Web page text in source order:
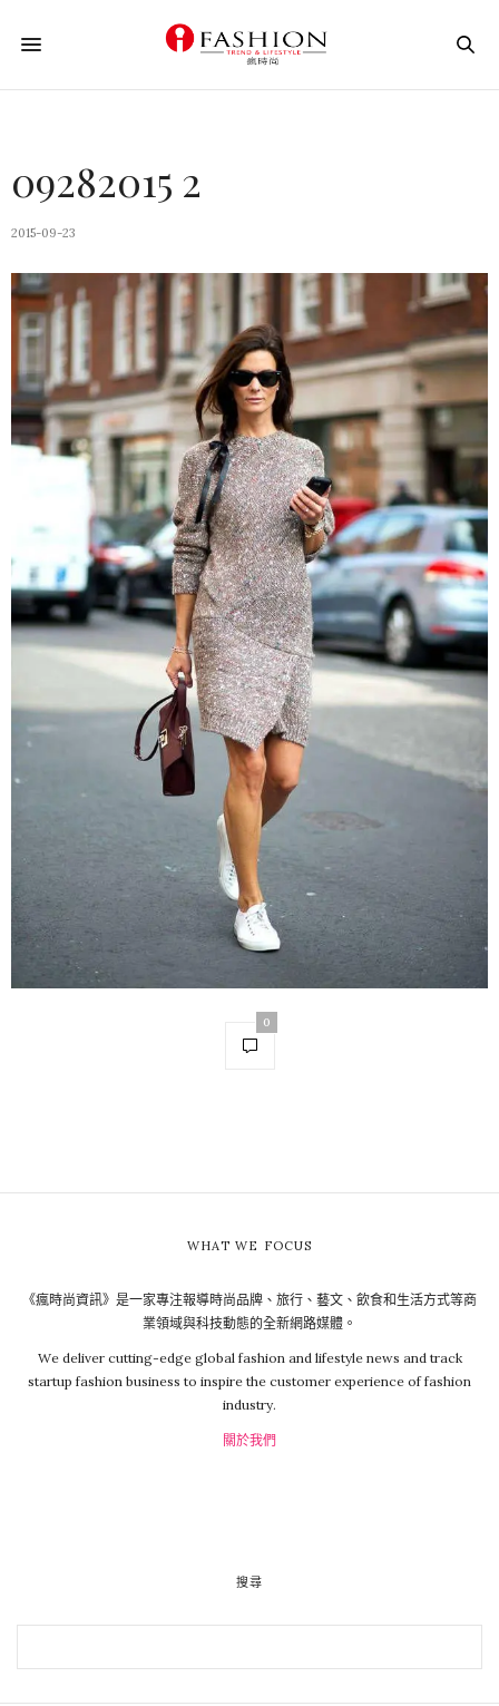
09282015 2
2015-09-23
0
WHAT WE FOCUS
《瘋時尚資訊》是一家專注報導時尚品牌、旅行、藝文、飲食和生活方式等商
業領域與科技動態的全新網路媒體。
We deliver cutting-edge global fashion and lifestyle news and track
startup fashion business to inspire the customer experience of fashion
industry.
關於我們
搜尋